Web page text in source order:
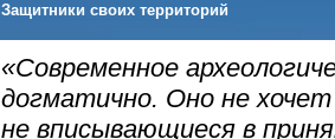
Защитники своих территорий
«Современное
догматично. Оно не
не вписывающиеся в